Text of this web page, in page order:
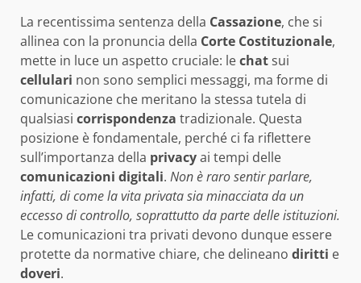
La recentissima sentenza della Cassazione, che si
allinea con la pronuncia della Corte Costituzionale,
mette in luce un aspetto cruciale: lechatsui
cellulari non sono semplici messaggi, ma forme di
comunicazione che meritano la stessa tutela di
qualsiasi corrispondenza tradizionale. Questa
posizione è fondamentale, perché ci fa riflettere
sull’importanza della privacyai tempi delle
comunicazioni digitali. Non è raro sentir parlare,
infatti, di come la vita privata sia minacciata da un
eccesso di controllo, soprattutto da parte delle istituzioni.
Le comunicazioni tra privati devono dunque essere
protette da normative chiare, che delineano diritti e
doveri.